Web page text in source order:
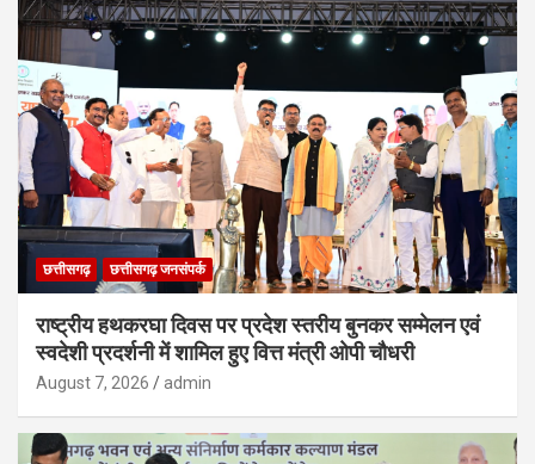
छत्तीसगढ़ छत्तीसगढ़ जनसंपर्क
राष्ट्रीय हथकरघा दिवस पर प्रदेश स्तरीय बुनकर सम्मेलन एवं
स्वदेशी प्रदर्शनी में शामिल हुए वित्त मंत्री ओपी चौधरी
August 7, 2026 admin